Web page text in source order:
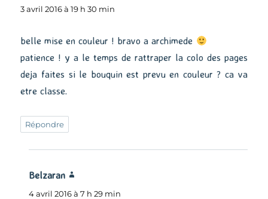
3 avril 2016 à 19 h 30 min
belle mise en couleur ! bravo a archimede
patience ! y a le temps de rattraper la colo des pages
deja faites si le bouquin est prevu en couleur ? ca va
etre classe.
Répondre
Belzaran
4 avril 2016 à 7 h 29 min